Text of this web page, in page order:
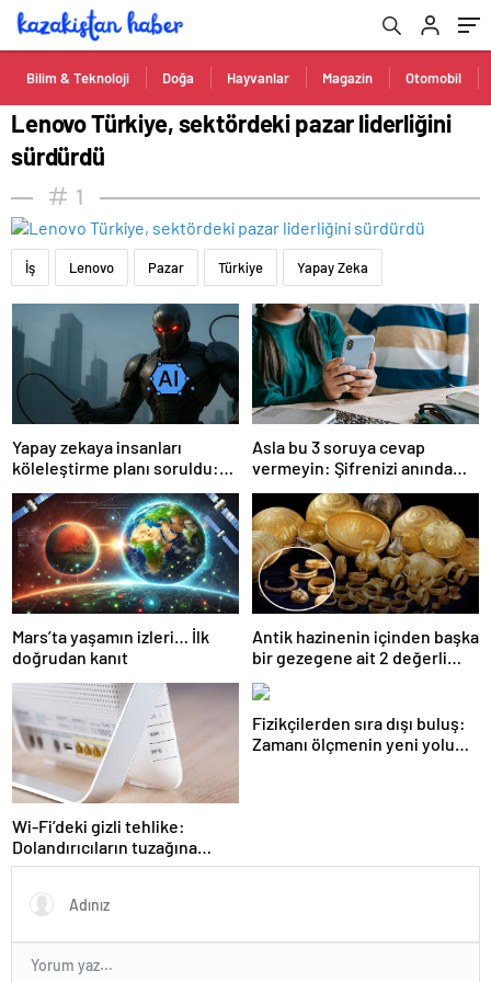
Bilim & Teknoloji Doğa Hayvanlar Magazin Otomobil
Lenovo Türkiye, sektördeki pazar liderliğini
sürdürdü
1
İş Lenovo Pazar Türkiye Yapay Zeka
Yapay zekaya insanları
köleleştirme planı soruldu:
Cevap tüyler ürpertici!
Asla bu 3 soruya cevap
vermeyin: Şifrenizi anında
buluyorlar
Mars’ta yaşamın izleri… İlk
doğrudan kanıt
Antik hazinenin içinden başka
bir gezegene ait 2 değerli
eşya çıktı!
Wi-Fi’deki gizli tehlike:
Dolandırıcıların tuzağına
düşmemek için bu özelliği
Fizikçilerden sıra dışı buluş:
Zamanı ölçmenin yeni yolu